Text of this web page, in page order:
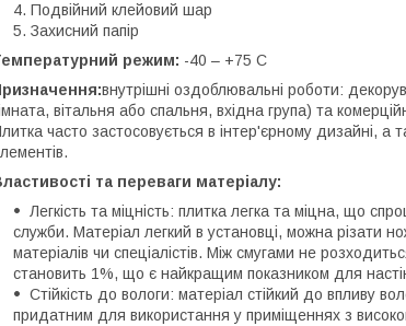
Подвійний клейовий шар
Захисний папір
режим: -40 – +75 С
внутрішні оздоблювальні роботи:
вітальня або спальня, вхідна група) та
часто застосовується в інтер'єрному дизайні, а
та переваги матеріалу:
Легкість та міцність: плитка легка та міцна, що
служби. Матеріал легкий в установці, можна
матеріалів чи спеціалістів. Між смугами не
становить 1%, що є найкращим показником для
Стійкість до вологи: матеріал стійкий до впливу
придатним для використання у приміщеннях з